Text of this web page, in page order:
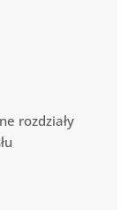
rozdziały